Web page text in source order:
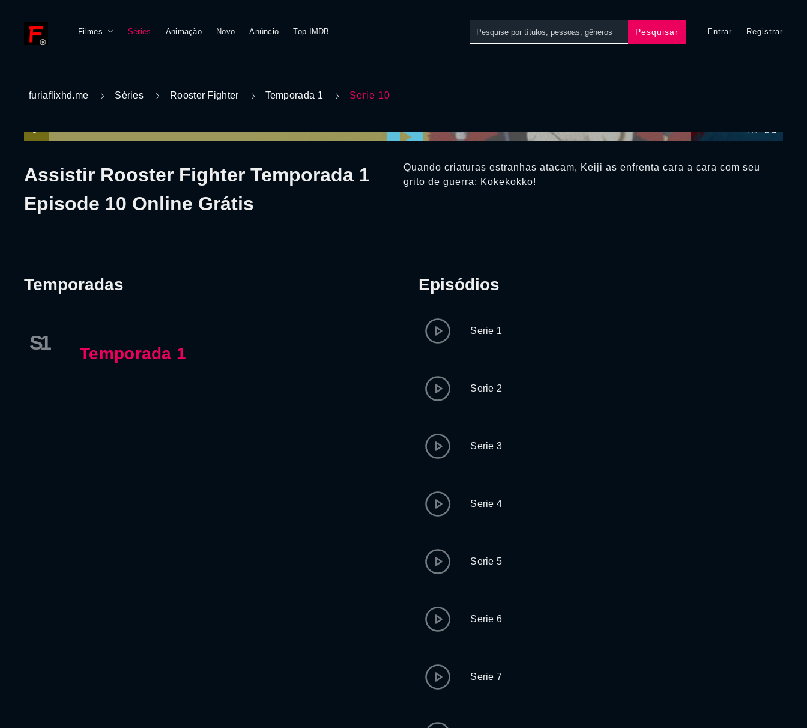
Filmes Séries Animação Novo Anúncio Top IMDB Pesquisar Entrar Registrar
furiaflixhd.me Séries Rooster Fighter Temporada 1 Serie 10
Assistir Rooster Fighter Temporada 1
Episode 10 Online Grátis
Quando criaturas estranhas atacam, Keiji as enfrenta cara a cara com seu
grito de guerra: Kokekokko!
Temporadas
S1 Temporada 1
Episódios
Serie 1
Serie 2
Serie 3
Serie 4
Serie 5
Serie 6
Serie 7